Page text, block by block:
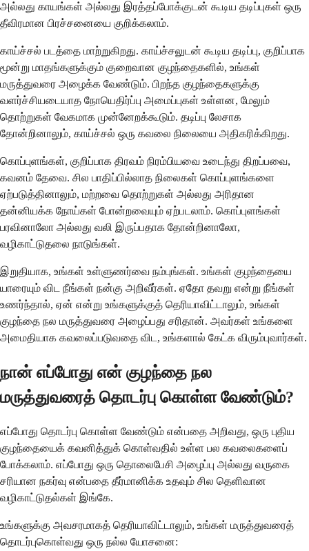
அல்லது காயங்கள் அல்லது இரத்தப்போக்குடன் கூடிய தடிப்புகள் ஒரு
தீவிரமான பிரச்சனையை குறிக்கலாம்.
காய்ச்சல் படத்தை மாற்றுகிறது. காய்ச்சலுடன் கூடிய தடிப்பு, குறிப்பாக
மூன்று மாதங்களுக்கும் குறைவான குழந்தைகளில், உங்கள்
மருத்துவரை அழைக்க வேண்டும். பிறந்த குழந்தைகளுக்கு
வளர்ச்சியடையாத நோயெதிர்ப்பு அமைப்புகள் உள்ளன, மேலும்
தொற்றுகள் வேகமாக முன்னேறக்கூடும். தடிப்பு லேசாக
தோன்றினாலும், காய்ச்சல் ஒரு கவலை நிலையை அதிகரிக்கிறது.
கொப்புளங்கள், குறிப்பாக திரவம் நிரம்பியவை உடைந்து திறப்பவை,
கவனம் தேவை. சில பாதிப்பில்லாத நிலைகள் கொப்புளங்களை
ஏற்படுத்தினாலும், மற்றவை தொற்றுகள் அல்லது அரிதான
தன்னியக்க நோய்கள் போன்றவையும் ஏற்படலாம். கொப்புளங்கள்
பரவினாலோ அல்லது வலி இருப்பதாக தோன்றினாலோ,
வழிகாட்டுதலை நாடுங்கள்.
இறுதியாக, உங்கள் உள்ளுணர்வை நம்புங்கள். உங்கள் குழந்தையை
யாரையும் விட நீங்கள் நன்கு அறிவீர்கள். ஏதோ தவறு என்று நீங்கள்
உணர்ந்தால், ஏன் என்று உங்களுக்குத் தெரியாவிட்டாலும், உங்கள்
குழந்தை நல மருத்துவரை அழைப்பது சரிதான். அவர்கள் உங்களை
அமைதியாக கவலைப்படுவதை விட, உங்களால் கேட்க விரும்புவார்கள்.
நான் எப்போது என் குழந்தை நல
மருத்துவரைத் தொடர்பு கொள்ள வேண்டும்?
எப்போது தொடர்பு கொள்ள வேண்டும் என்பதை அறிவது, ஒரு புதிய
குழந்தையைக் கவனித்துக் கொள்வதில் உள்ள பல கவலைகளைப்
போக்கலாம். எப்போது ஒரு தொலைபேசி அழைப்பு அல்லது வருகை
சரியான நகர்வு என்பதை தீர்மானிக்க உதவும் சில தெளிவான
வழிகாட்டுதல்கள் இங்கே.
உங்களுக்கு அவசரமாகத் தெரியாவிட்டாலும், உங்கள் மருத்துவரைத்
தொடர்புகொள்வது ஒரு நல்ல யோசனை: